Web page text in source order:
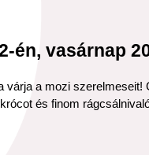
én, vasárnap
a mozi
és finom